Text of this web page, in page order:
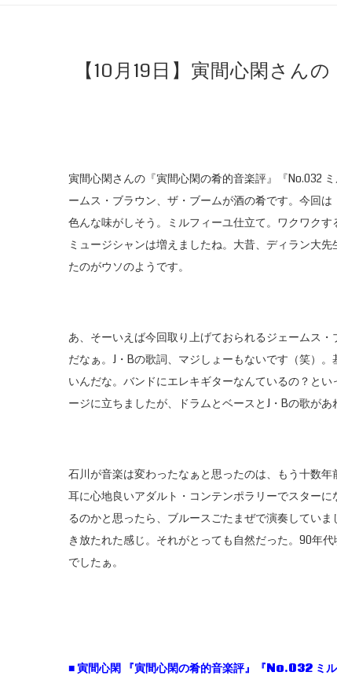
【10月19日】寅間心閑さん
寅間心閑さんの『寅間心閑の肴的音楽評』『No.032
ームス・ブラウン、ザ・ブームが酒の肴です。今回
色んな味がしそう。ミルフィーユ仕立て。ワクワク
ミュージシャンは増えましたね。大昔、ディラン大
たのがウソのようです。
あ、そーいえば今回取り上げておられるジェームス
だなぁ。J・Bの歌詞、マジしょーもないです（笑）
いんだな。バンドにエレキギターなんているの？と
ージに立ちましたが、ドラムとベースとJ・Bの歌があ
石川が音楽は変わったなぁと思ったのは、もう十数
耳に心地良いアダルト・コンテンポラリーでスター
るのかと思ったら、ブルースごたまぜで演奏してい
き放たれた感じ。それがとっても自然だった。90年
でしたぁ。
■寅間心閑 『寅間心閑の肴的音楽評』『No.032 ミ